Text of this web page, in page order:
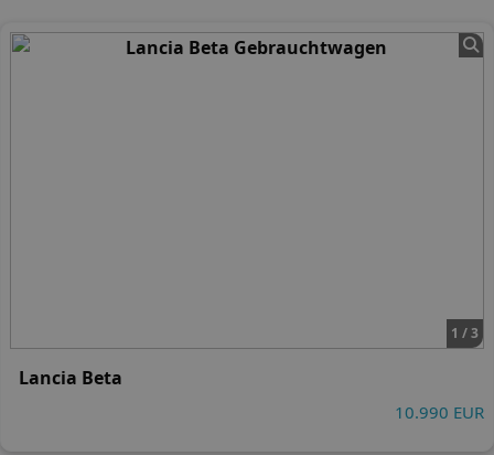
1 / 3
Lancia Beta
10.990 EUR